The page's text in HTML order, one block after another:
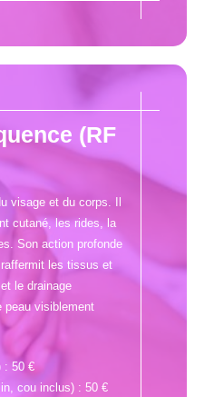
(RF
visage et du corps. Il
cutané, les rides, la
Son action profonde
les tissus et
le drainage
peau visiblement
: 50 €
cou inclus) : 50 €